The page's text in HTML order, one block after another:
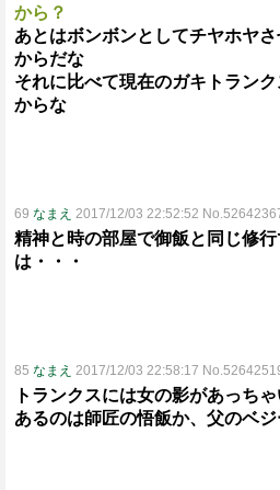
から？
あとはボンボンとしてチヤホヤ
からだな
それに比べて現在のガキトラン
からな
69 なまえ 2017/12/03 22:52:52
精神と時の部屋で御飯と同じ修
は・・・
85 なまえ 2017/12/03 22:58:17
トランクスには女の影があっち
あるのは師匠の悟飯か、父のベ